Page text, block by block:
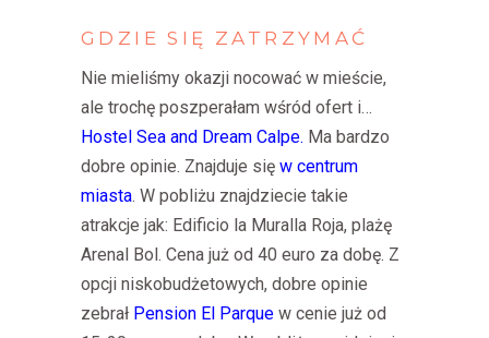
GDZIE SIĘ ZATRZYMAĆ
Nie mieliśmy okazji nocować w mieście,
ale trochę poszperałam wśród ofert i…
Hostel Sea and Dream Calpe. Ma bardzo
dobre opinie. Znajduje się w centrum
miasta. W pobliżu znajdziecie takie
atrakcje jak: Edificio la Muralla Roja, plażę
Arenal Bol. Cena już od 40 euro za dobę. Z
opcji niskobudżetowych, dobre opinie
zebrał Pension El Parque w cenie już od